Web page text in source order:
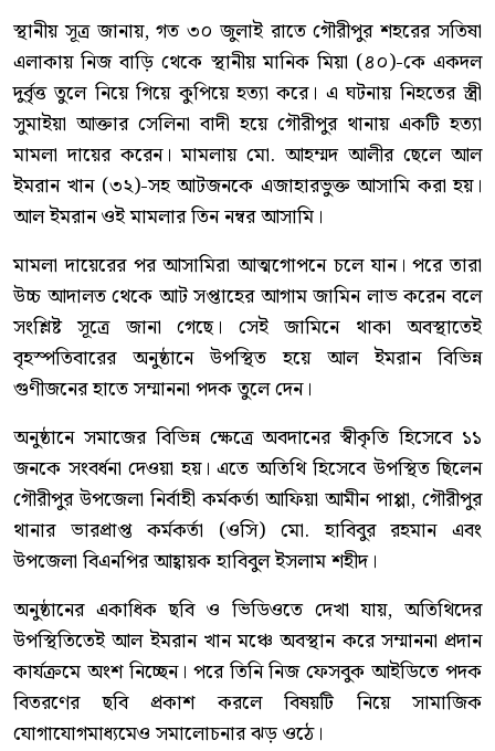
স্থানীয় সূত্র জানায়, গত ৩০ জুলাই রাতে গৌরীপুর শহরের সতিষা
এলাকায় নিজ বাড়ি থেকে স্থানীয় মানিক মিয়া (৪০)-কে একদল
দুর্বৃত্ত তুলে নিয়ে গিয়ে কুপিয়ে হত্যা করে। এ ঘটনায় নিহতের স্ত্রী
সুমাইয়া আক্তার সেলিনা বাদী হয়ে গৌরীপুর থানায় একটি হত্যা
মামলা দায়ের করেন। মামলায় মো. আহম্মদ আলীর ছেলে আল
ইমরান খান (৩২)-সহ আটজনকে এজাহারভুক্ত আসামি করা হয়।
আল ইমরান ওই মামলার তিন নম্বর আসামি।
মামলা দায়েরের পর আসামিরা আত্মগোপনে চলে যান। পরে তারা
উচ্চ আদালত থেকে আট সপ্তাহের আগাম জামিন লাভ করেন বলে
সংশ্লিষ্ট সূত্রে জানা গেছে। সেই জামিনে থাকা অবস্থাতেই
বৃহস্পতিবারের অনুষ্ঠানে উপস্থিত হয়ে আল ইমরান বিভিন্ন
গুণীজনের হাতে সম্মাননা পদক তুলে দেন।
অনুষ্ঠানে সমাজের বিভিন্ন ক্ষেত্রে অবদানের স্বীকৃতি হিসেবে ১১
জনকে সংবর্ধনা দেওয়া হয়। এতে অতিথি হিসেবে উপস্থিত ছিলেন
গৌরীপুর উপজেলা নির্বাহী কর্মকর্তা আফিয়া আমীন পাপ্পা, গৌরীপুর
থানার ভারপ্রাপ্ত কর্মকর্তা (ওসি) মো. হাবিবুর রহমান এবং
উপজেলা বিএনপির আহ্বায়ক হাবিবুল ইসলাম শহীদ।
অনুষ্ঠানের একাধিক ছবি ও ভিডিওতে দেখা যায়, অতিথিদের
উপস্থিতিতেই আল ইমরান খান মঞ্চে অবস্থান করে সম্মাননা প্রদান
কার্যক্রমে অংশ নিচ্ছেন। পরে তিনি নিজ ফেসবুক আইডিতে পদক
বিতরণের ছবি প্রকাশ করলে বিষয়টি নিয়ে সামাজিক
যোগাযোগমাধ্যমেও সমালোচনার ঝড় ওঠে।